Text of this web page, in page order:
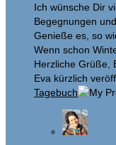
Ich wünsche Dir
Begegnungen
Genieße es, so
Wenn schon
Herzliche Grüße,
Eva kürzlich
Tagebuch